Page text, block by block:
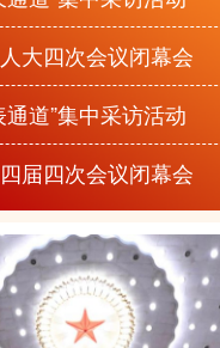
大四次会议闭幕会
通道”集中采访活动
届四次会议闭幕会